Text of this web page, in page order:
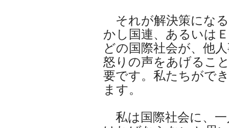
それが解決策にな
かし国連、あるいは
どの国際社会が、他
怒りの声をあげるこ
要です。私たちがで
ます。
私は国際社会に、